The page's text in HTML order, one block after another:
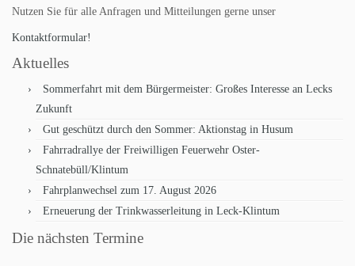
Nutzen Sie für alle Anfragen und Mitteilungen gerne unser
Kontaktformular!
Aktuelles
Sommerfahrt mit dem Bürgermeister: Großes Interesse an Lecks
Zukunft
Gut geschützt durch den Sommer: Aktionstag in Husum
Fahrradrallye der Freiwilligen Feuerwehr Oster-
Schnatebüll/Klintum
Fahrplanwechsel zum 17. August 2026
Erneuerung der Trinkwasserleitung in Leck-Klintum
Die nächsten Termine